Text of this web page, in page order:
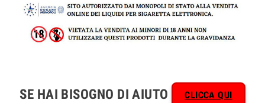
SE HAI BISOGNO DI AIUTO CLICCA QUI